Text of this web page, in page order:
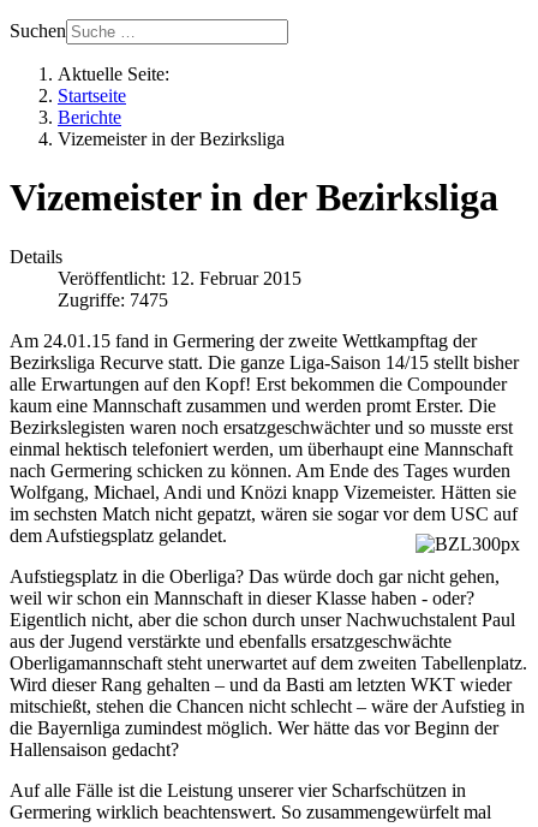
Suchen
Aktuelle Seite:
Startseite
Berichte
Vizemeister in der Bezirksliga
Vizemeister in der Bezirksliga
Details
Veröffentlicht: 12. Februar 2015
Zugriffe: 7475
Am 24.01.15 fand in Germering der zweite Wettkampftag der
Bezirksliga Recurve statt. Die ganze Liga-Saison 14/15 stellt bisher
alle Erwartungen auf den Kopf! Erst bekommen die Compounder
kaum eine Mannschaft zusammen und werden promt Erster. Die
Bezirkslegisten waren noch ersatzgeschwächter und so musste erst
einmal hektisch telefoniert werden, um überhaupt eine Mannschaft
nach Germering schicken zu können. Am Ende des Tages wurden
Wolfgang, Michael, Andi und Knözi knapp Vizemeister. Hätten sie
im sechsten Match nicht gepatzt, wären sie sogar vor dem USC auf
dem Aufstiegsplatz gelandet.
Aufstiegsplatz in die Oberliga? Das würde doch gar nicht gehen,
weil wir schon ein Mannschaft in dieser Klasse haben - oder?
Eigentlich nicht, aber die schon durch unser Nachwuchstalent Paul
aus der Jugend verstärkte und ebenfalls ersatzgeschwächte
Oberligamannschaft steht unerwartet auf dem zweiten Tabellenplatz.
Wird dieser Rang gehalten – und da Basti am letzten WKT wieder
mitschießt, stehen die Chancen nicht schlecht – wäre der Aufstieg in
die Bayernliga zumindest möglich. Wer hätte das vor Beginn der
Hallensaison gedacht?
Auf alle Fälle ist die Leistung unserer vier Scharfschützen in
Germering wirklich beachtenswert. So zusammengewürfelt mal